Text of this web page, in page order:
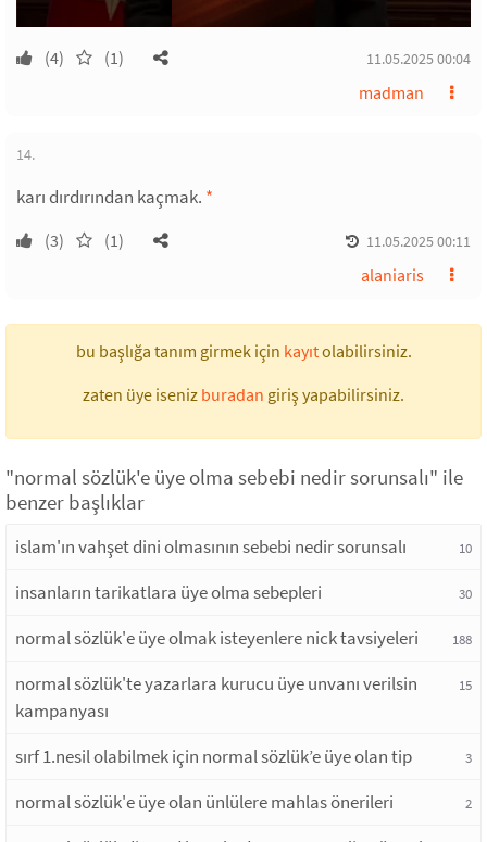
(4) (1) 11.05.2025 00:04
madman
14.
karı dırdırından kaçmak. *
(3) (1) 11.05.2025 00:11
alaniaris
bu başlığa tanım girmek için kayıtolabilirsiniz.
zaten üye iseniz buradan giriş yapabilirsiniz.
"normal sözlük'e üye olma sebebi nedir sorunsalı" ile
benzer başlıklar
islam'ın vahşet dini olmasının sebebi nedir sorunsalı 10
insanların tarikatlara üye olma sebepleri 30
normal sözlük'e üye olmak isteyenlere nick tavsiyeleri 188
normal sözlük'te yazarlara kurucu üye unvanı verilsin
kampanyası
15
sırf 1.nesil olabilmek için normal sözlük’e üye olan tip 3
normal sözlük'e üye olan ünlülere mahlas önerileri 2